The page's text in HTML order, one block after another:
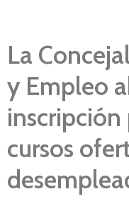
La
y Empleo
inscripción
cursos